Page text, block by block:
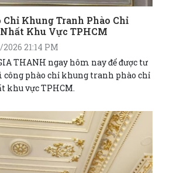
Chỉ Khung Tranh Phào Chỉ
Khu Vực TPHCM
21:14 PM
THANH ngay hôm nay để được tư
phào chỉ khung tranh phào chỉ
khu vực TPHCM.